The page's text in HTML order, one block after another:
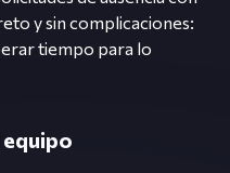
y sin complicaciones:
tiempo para lo
equipo